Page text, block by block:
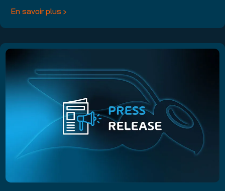
En savoir plus